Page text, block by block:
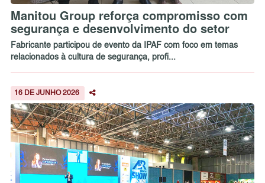
Manitou Group reforça compromisso com
segurança e desenvolvimento do setor
Fabricante participou de evento da IPAF com foco em temas
relacionados à cultura de segurança, profi...
16 DE JUNHO 2026